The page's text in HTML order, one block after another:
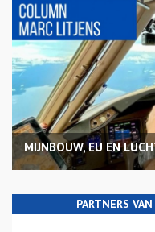
MIJNBOUW, EU EN
PARTNERS